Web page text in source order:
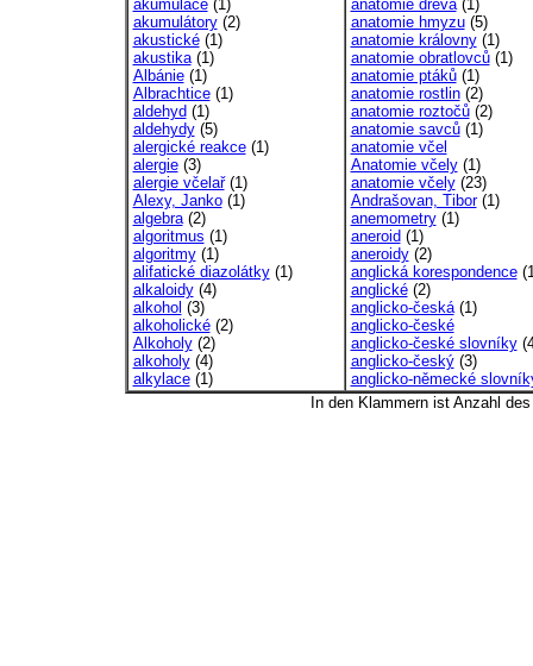
akumulace(1)
akumulátory(2)
akustické(1)
akustika(1)
Albánie(1)
Albrachtice(1)
aldehyd (1)
aldehydy(5)
alergické reakce(1)
alergie(3)
alergie včelař(1)
Alexy, Janko(1)
algebra(2)
algoritmus (1)
algoritmy(1)
alifatické diazolátky(1)
alkaloidy(4)
alkohol (3)
alkoholické(2)
Alkoholy(2)
alkoholy(4)
alkylace(1)
anatomie dřeva(1)
anatomie hmyzu(5)
anatomie královny(1)
anatomie obratlovců(1)
anatomie ptáků(1)
anatomie rostlin(2)
anatomie roztočů(2)
anatomie savců(1)
anatomie včel
Anatomie včely(1)
anatomie včely(23)
Andrašovan, Tibor(1)
anemometry(1)
aneroid (1)
aneroidy(2)
anglická korespondence
anglické(2)
anglicko-česká(1)
anglicko-české
anglicko-české slovníky
anglicko-český(3)
anglicko-německé
In den Klammern ist Anzahl